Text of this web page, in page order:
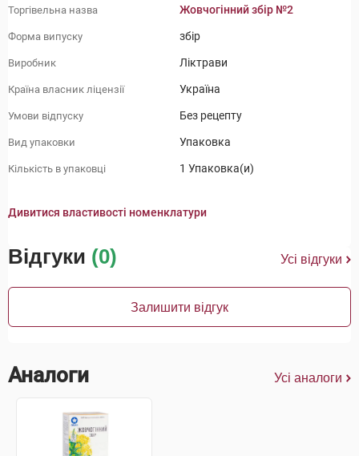
Торгівельна назва Жовчогінний збір №2
Форма випуску збір
Виробник Ліктрави
Країна власник ліцензії Україна
Умови відпуску Без рецепту
Вид упаковки Упаковка
Кількість в упаковці 1 Упаковка(и)
Дивитися властивості номенклатури
Відгуки (0) Усі відгуки
Залишити відгук
Аналоги Усі аналоги